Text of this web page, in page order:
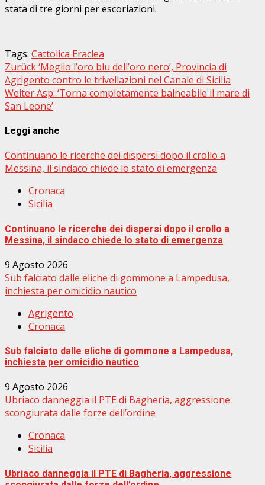
stata di tre giorni per escoriazioni.
Tags: Cattolica Eraclea
Beitragsnavigation
Zurück‘Meglio l’oro blu dell’oro nero’, Provincia di
Agrigento contro le trivellazioni nel Canale di Sicilia
WeiterAsp: ‘Torna completamente balneabile il mare di
San Leone’
Leggi anche
Continuano le ricerche dei dispersi dopo il crollo a
Messina, il sindaco chiede lo stato di emergenza
Cronaca
Sicilia
Continuano le ricerche dei dispersi dopo il crollo a
Messina, il sindaco chiede lo stato di emergenza
9 Agosto 2026
Sub falciato dalle eliche di gommone a Lampedusa,
inchiesta per omicidio nautico
Agrigento
Cronaca
Sub falciato dalle eliche di gommone a Lampedusa,
inchiesta per omicidio nautico
9 Agosto 2026
Ubriaco danneggia il PTE di Bagheria, aggressione
scongiurata dalle forze dell’ordine
Cronaca
Sicilia
Ubriaco danneggia il PTE di Bagheria, aggressione